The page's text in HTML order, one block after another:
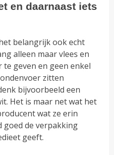
en daarnaast iets
belangrijk ook echt
alleen maar vlees en
te geven en geen enkel
zitten
bijvoorbeeld een
Het is maar net wat het
wat ze erin
goed de verpakking
geeft.